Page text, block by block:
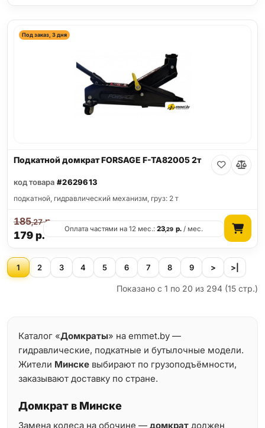
Под заказ, 3 дня
Подкатной домкрат FORSAGE F-TA82005 2т
код товара #2629613
подкатной, гидравлический механизм, груз: 2 т
179р.
185,27р.
Оплата частями на 12 мес.:23,29 р./ мес.
1 2 3 4 5 6 7 8 9 > >|
Показано с 1 по 20 из 294 (15 стр.)
Каталог «Домкраты» на emmet.by —
гидравлические, подкатные и бутылочные модели.
Жители Минске выбирают по грузоподъёмности,
заказывают доставку по стране.
Домкрат в Минске
Замена колеса на обочине — домкрат должен